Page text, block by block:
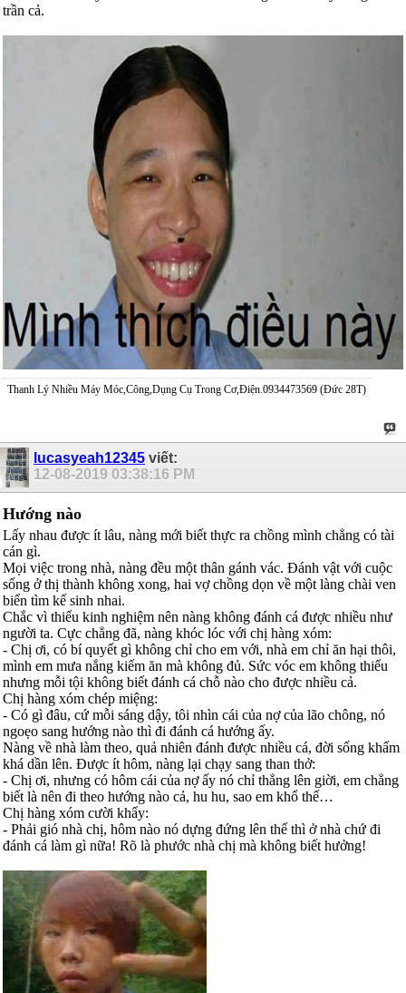
trần cả.
Thanh Lý Nhiều Máy Móc,Công,Dụng Cụ Trong Cơ,Điện.0934473569 (Đức 28T)
lucasyeah12345 viết:
12-08-2019 03:38:16 PM
Hướng nào
Lấy nhau được ít lâu, nàng mới biết thực ra chồng mình chẳng có tài
cán gì.
Mọi việc trong nhà, nàng đều một thân gánh vác. Đánh vật với cuộc
sống ở thị thành không xong, hai vợ chồng dọn về một làng chài ven
biển tìm kế sinh nhai.
Chắc vì thiếu kinh nghiệm nên nàng không đánh cá được nhiều như
người ta. Cực chẳng đã, nàng khóc lóc với chị hàng xóm:
- Chị ơi, có bí quyết gì không chỉ cho em với, nhà em chỉ ăn hại thôi,
mình em mưa nắng kiếm ăn mà không đủ. Sức vóc em không thiếu
nhưng mỗi tội không biết đánh cá chỗ nào cho được nhiều cả.
Chị hàng xóm chép miệng:
- Có gì đâu, cứ mỗi sáng dậy, tôi nhìn cái của nợ của lão chông, nó
ngoẹo sang hướng nào thì đi đánh cá hướng ấy.
Nàng về nhà làm theo, quả nhiên đánh được nhiều cá, đời sống khấm
khá dần lên. Được ít hôm, nàng lại chạy sang than thở:
- Chị ơi, nhưng có hôm cái của nợ ấy nó chỉ thẳng lên giời, em chẳng
biết là nên đi theo hướng nào cả, hu hu, sao em khổ thế…
Chị hàng xóm cười khẩy:
- Phải gió nhà chị, hôm nào nó dựng đứng lên thế thì ở nhà chứ đi
đánh cá làm gì nữa! Rõ là phước nhà chị mà không biết hưởng!